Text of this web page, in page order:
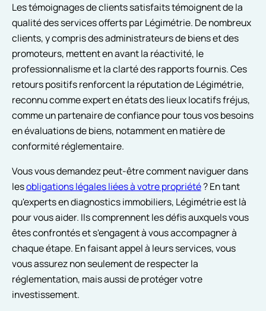
Les témoignages de clients satisfaits témoignent de la
qualité des services offerts par Légimétrie. De nombreux
clients, y compris des administrateurs de biens et des
promoteurs, mettent en avant la réactivité, le
professionnalisme et la clarté des rapports fournis. Ces
retours positifs renforcent la réputation de Légimétrie,
reconnu comme expert en états des lieux locatifs fréjus,
comme un partenaire de confiance pour tous vos besoins
en évaluations de biens, notamment en matière de
conformité réglementaire.
Vous vous demandez peut-être comment naviguer dans
lesobligations légales liées à votre propriété? En tant
qu'experts en diagnostics immobiliers, Légimétrie est là
pour vous aider. Ils comprennent les défis auxquels vous
êtes confrontés et s'engagent à vous accompagner à
chaque étape. En faisant appel à leurs services, vous
vous assurez non seulement de respecter la
réglementation, mais aussi de protéger votre
investissement.